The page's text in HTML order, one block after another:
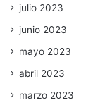
julio 2023
junio 2023
mayo 2023
abril 2023
marzo 2023